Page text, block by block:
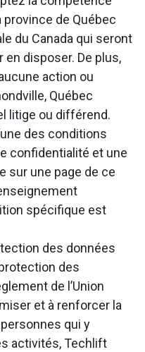
de Québec
du Canada qui seront
disposer. De plus,
action ou
Québec
litige ou différend.
des conditions
confidentialité et une
sur une page de ce
spécifique est
des données
des
de l’Union
et à renforcer la
qui y
activités, Techlift